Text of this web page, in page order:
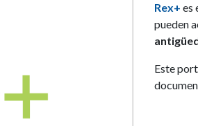
Rex+ es
pueden
Este